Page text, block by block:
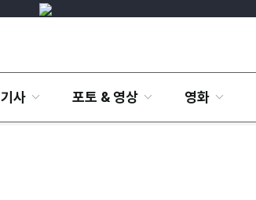
기사 포토 & 영상 영화